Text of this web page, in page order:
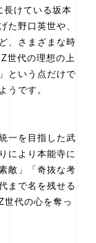
長けている坂本
た野口英世や、
、さまざまな時
世代の理想の上
という点だけで
うです。
一を目指した武
により本能寺に
敵」「奇抜な考
まで名を残せる
世代の心を奪っ